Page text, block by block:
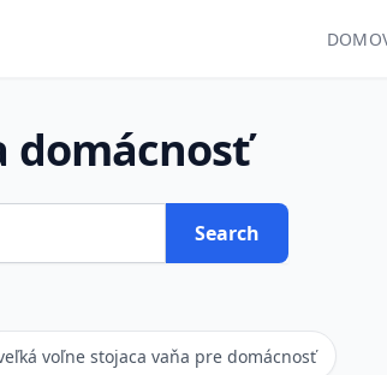
domácnosť
Search
voľne stojaca vaňa pre domácnosť